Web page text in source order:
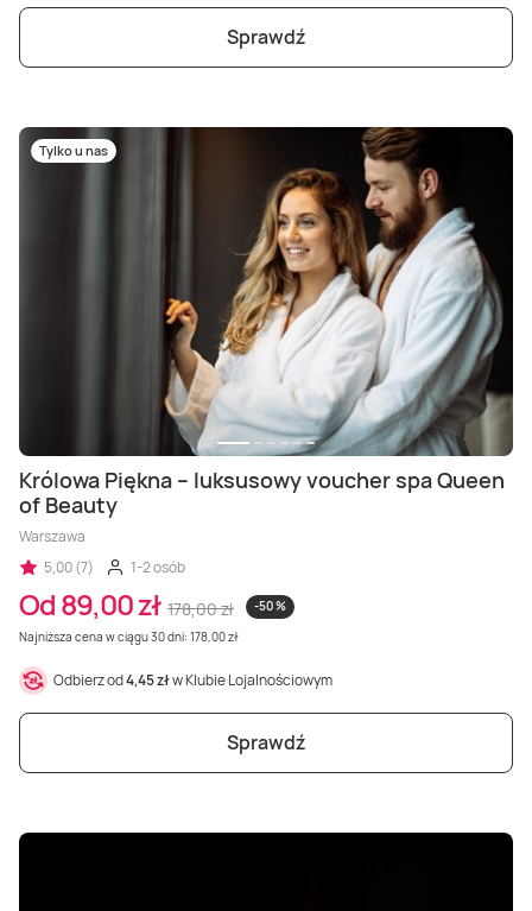
Sprawdź
Tylko u nas
Królowa Piękna – luksusowy voucher spa Queen
of Beauty
Warszawa
5,00 (7)
1-2 osób
Od 89,00 zł 178,00 zł
-50 %
Najniższa cena w ciągu 30 dni: 178,00 zł
Odbierz od4,45 złw Klubie Lojalnościowym
Sprawdź